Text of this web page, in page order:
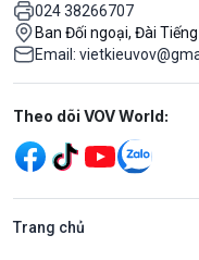
024 38266707
Ban Đối ngoại, Đài
Email:
Mạng xã hội
Theo dõi VOV World:
Trang chủ